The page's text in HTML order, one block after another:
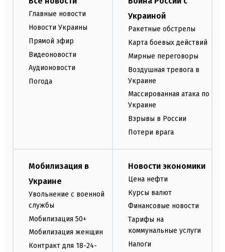
Главные новости
Новости Украины
Прямой эфир
Видеоновости
Аудионовости
Погода
Украиной
Ракетные обстрелы
Карта боевых действий
Мирные переговоры
Воздушная тревога в
Украине
Массированная атака по
Украине
Взрывы в России
Потери врага
Мобилизация в
Украине
Увольнение с военной
службы
Мобилизация 50+
Мобилизация женщин
Контракт для 18-24-
Новости экономики
Цена нефти
Курсы валют
Финансовые новости
Тарифы на
коммунальные услуги
Налоги